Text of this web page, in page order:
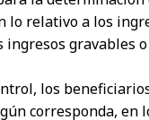
lo relativo a los
ingresos gravables
los
corresponda, en